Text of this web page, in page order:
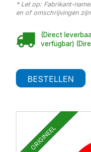
ORIGINEEL
* Let op: Fabrikant-
en of omschrijvingen
(Direct
verfügbar)
BESTELLEN